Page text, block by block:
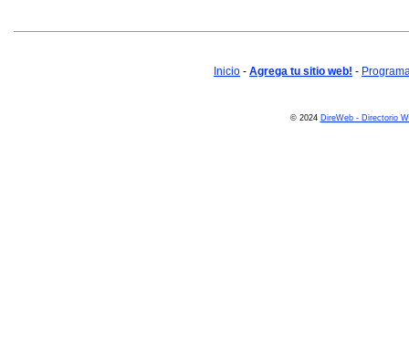
Inicio - Agrega tu sitio web! -
© 2024 DireWeb - Directorio